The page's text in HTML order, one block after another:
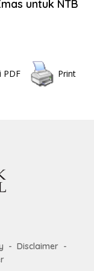
untuk NTB
PDF Print
Disclaimer